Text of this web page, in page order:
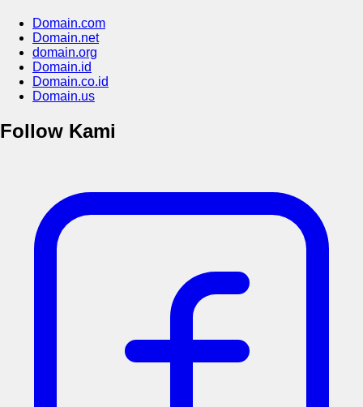
Domain.com
Domain.net
domain.org
Domain.id
Domain.co.id
Domain.us
Follow Kami